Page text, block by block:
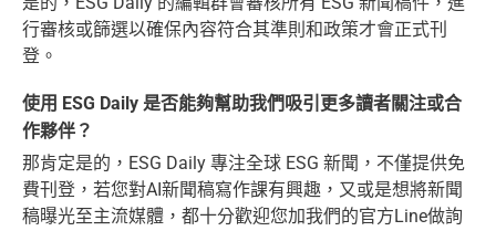
行審核或篩選以確保內容符合其準則和政策才會正式刊
登。
使用 ESG Daily 是否能夠幫助我們吸引更多讀者關注或合
作夥伴？
那肯定是的，ESG Daily 專注全球 ESG 新聞，不僅提供免
費刊登，若您對AI新聞稿寫作課有興趣，又或是想將新聞
稿曝光至主流媒體，都十分歡迎您加我們的官方Line做詢